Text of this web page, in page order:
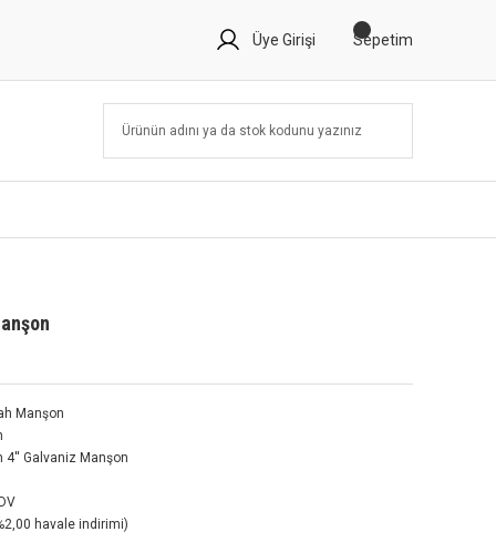
Üye Girişi Sepetim
Manşon
4'' Galvaniz Manşon
havale indirimi)